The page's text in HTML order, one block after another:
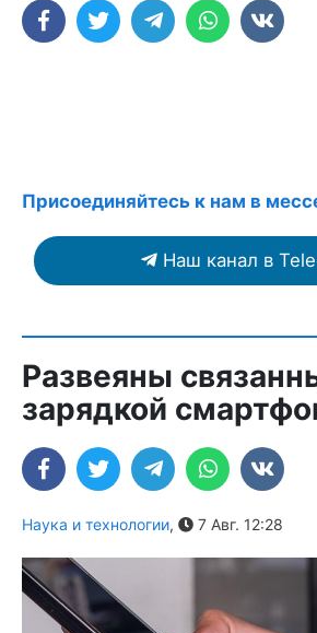
Присоединяйтесь к нам в
Наш канал в
Развеяны
зарядкой
Наука и технологии, 7 Авг. 12:28